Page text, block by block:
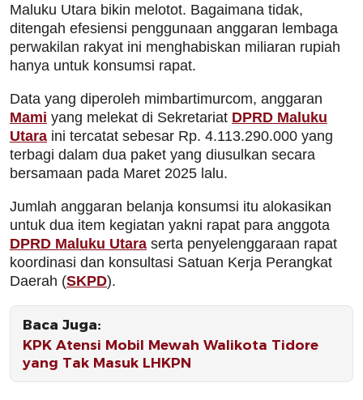
Maluku Utara bikin melotot. Bagaimana tidak,
ditengah efesiensi penggunaan anggaran lembaga
perwakilan rakyat ini menghabiskan miliaran rupiah
hanya untuk konsumsi rapat.
Data yang diperoleh mimbartimurcom, anggaran
Mami yang melekat di Sekretariat DPRD Maluku
Utara ini tercatat sebesar Rp. 4.113.290.000 yang
terbagi dalam dua paket yang diusulkan secara
bersamaan pada Maret 2025 lalu.
Jumlah anggaran belanja konsumsi itu alokasikan
untuk dua item kegiatan yakni rapat para anggota
DPRD Maluku Utara serta penyelenggaraan rapat
koordinasi dan konsultasi Satuan Kerja Perangkat
Daerah (SKPD).
Baca Juga:
KPK Atensi Mobil Mewah Walikota Tidore
yang Tak Masuk LHKPN